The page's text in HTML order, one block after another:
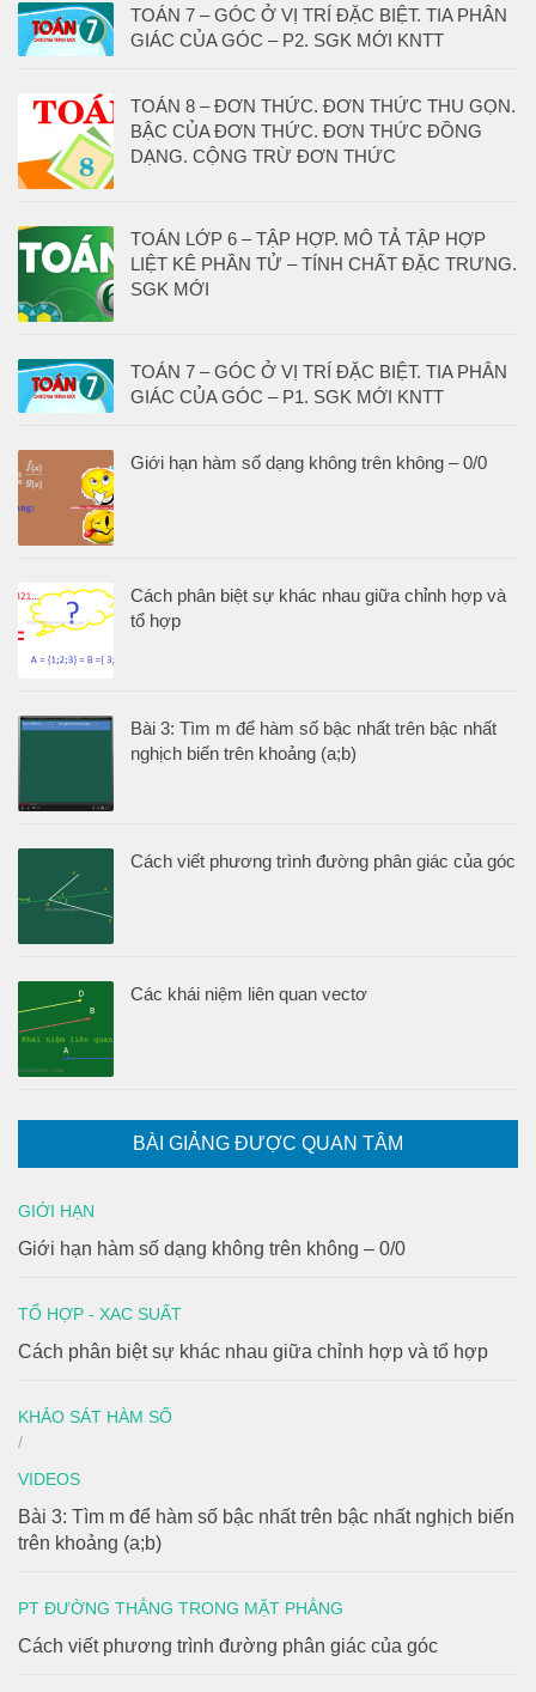
TOÁN 7 – GÓC Ở VỊ TRÍ ĐẶC BIỆT. TIA PHÂN
GIÁC CỦA GÓC – P2. SGK MỚI KNTT
TOÁN 8 – ĐƠN THỨC. ĐƠN THỨC THU GỌN.
BẬC CỦA ĐƠN THỨC. ĐƠN THỨC ĐỒNG
DẠNG. CỘNG TRỪ ĐƠN THỨC
TOÁN LỚP 6 – TẬP HỢP. MÔ TẢ TẬP HỢP
LIỆT KÊ PHẦN TỬ – TÍNH CHẤT ĐẶC TRƯNG.
SGK MỚI
TOÁN 7 – GÓC Ở VỊ TRÍ ĐẶC BIỆT. TIA PHÂN
GIÁC CỦA GÓC – P1. SGK MỚI KNTT
Giới hạn hàm số dạng không trên không – 0/0
Cách phân biệt sự khác nhau giữa chỉnh hợp và
tổ hợp
Bài 3: Tìm m để hàm số bậc nhất trên bậc nhất
nghịch biến trên khoảng (a;b)
Cách viết phương trình đường phân giác của góc
Các khái niệm liên quan vectơ
BÀI GIẢNG ĐƯỢC QUAN TÂM
GIỚI HẠN
Giới hạn hàm số dạng không trên không – 0/0
TỔ HỢP - XAC SUẤT
Cách phân biệt sự khác nhau giữa chỉnh hợp và tổ hợp
KHẢO SÁT HÀM SỐ
/
VIDEOS
Bài 3: Tìm m để hàm số bậc nhất trên bậc nhất nghịch biến
trên khoảng (a;b)
PT ĐƯỜNG THẲNG TRONG MẶT PHẲNG
Cách viết phương trình đường phân giác của góc